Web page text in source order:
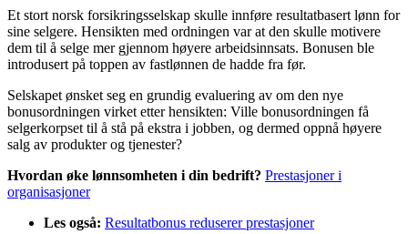
Et stort norsk forsikringsselskap skulle innføre resultatbasert lønn for
sine selgere. Hensikten med ordningen var at den skulle motivere
dem til å selge mer gjennom høyere arbeidsinnsats. Bonusen ble
introdusert på toppen av fastlønnen de hadde fra før.
Selskapet ønsket seg en grundig evaluering av om den nye
bonusordningen virket etter hensikten: Ville bonusordningen få
selgerkorpset til å stå på ekstra i jobben, og dermed oppnå høyere
salg av produkter og tjenester?
Hvordan øke lønnsomheten i din bedrift? Prestasjoner i
organisasjoner
Les også: Resultatbonus reduserer prestasjoner